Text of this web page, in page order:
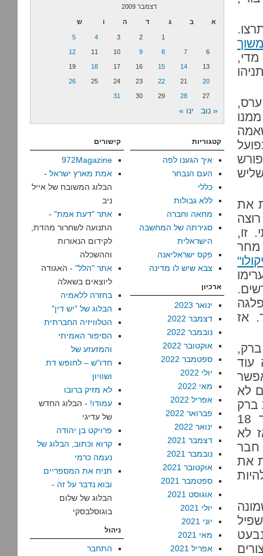
את
זו,
מחר
אז
עוד
לא
ברק
בלהבות, ניסה בנימין נתניהו – "אזרח מודאג" במשך 18
לא
חבר
את
דצמבר 2009
א ב ג ד ה ו ש
1
2
3
4
5
6
7
8
9
10
11
12
13
14
15
16
17
18
19
20
21
22
23
24
25
26
27
28
29
30
31
« נוב ינו »
קטגוריות
איך הגענו לפה
העם הנבחר
כללי
ללא גבולות
מחאה וחברה
סגירתה של המחשבה
הישראלית
פקס ישראליאנה
צבא שיש לו מדינה
ארכיון
ינואר 2023
דצמבר 2022
נובמבר 2022
אוקטובר 2022
ספטמבר 2022
יולי 2022
מאי 2022
אפריל 2022
פברואר 2022
ינואר 2022
דצמבר 2021
נובמבר 2021
אוקטובר 2021
ספטמבר 2021
אוגוסט 2021
יולי 2021
יוני 2021
מאי 2021
אפריל 2021
קישורים
972Magazine
אמת מארץ ישראל -
הבלוג המשובח של אייל
ניב
אתר "דעת אמת" -
התנועה לשחרור מהדת,
לקידום הנאורות
וההשכלה
אתר "הלל" - האגודה
ליוצאים בשאלה
בחזרה ללאמיה
הבלוג של "יש דין"
הטלוויזיה החברתית
הסיפור האמיתי
והמזעזע של
חדו"ש – לחופש דת
ושוויון
לא מזיק ברובו
עמודו! - הבלוג החדש
של עדיגי
פרויקט בן יהודה
קרוא וכתוב, הבלוג של
נעמה כרמי
תניח את המספריים
ובוא נדבר על זה -
הבלוג של שלום
בוגוסלבסקי
ניהול
התחבר